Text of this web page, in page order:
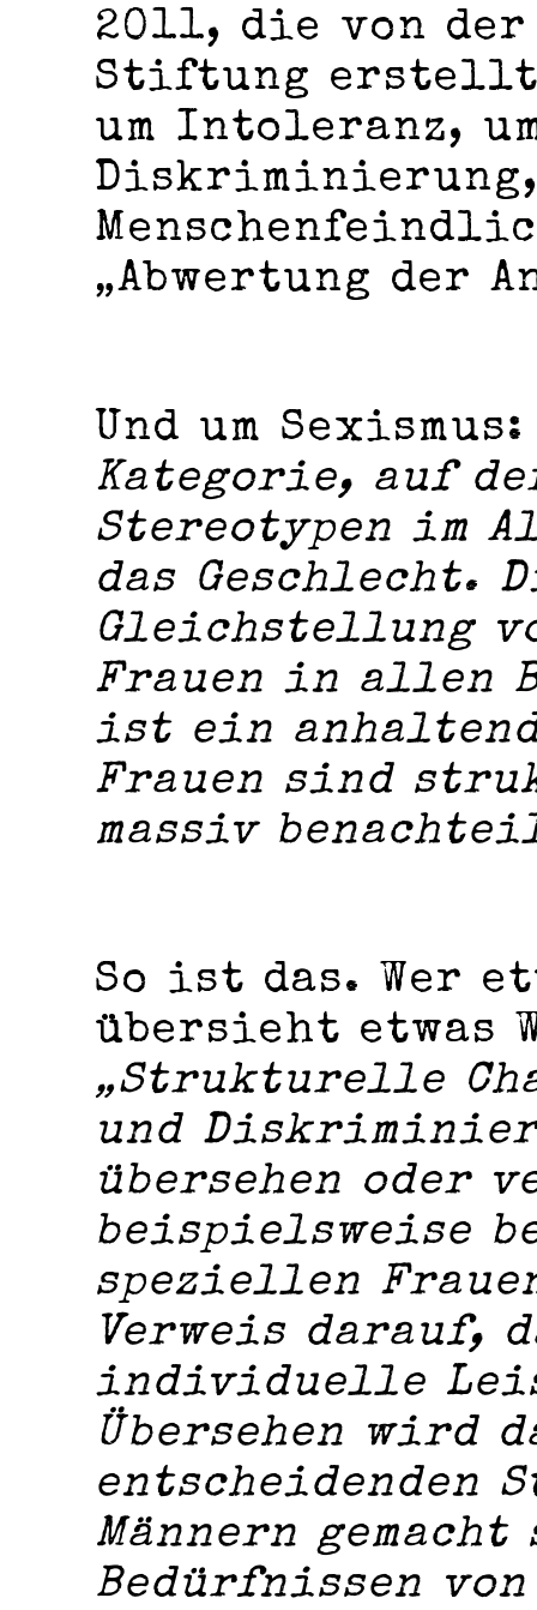
2011, die von
Stiftung erstellt
um Intoleranz,
Diskriminierung,
„Abwertung der
Und um
Kategorie, auf
Stereotypen im
das Geschlecht.
Gleichstellung
Frauen in allen
ist ein
Frauen sind
massiv
So ist das. Wer
übersieht etwas
„Strukturelle
und
übersehen oder
beispielsweise
speziellen
Verweis darauf,
individuelle
Übersehen wird
entscheidenden
Männern
Bedürfnissen